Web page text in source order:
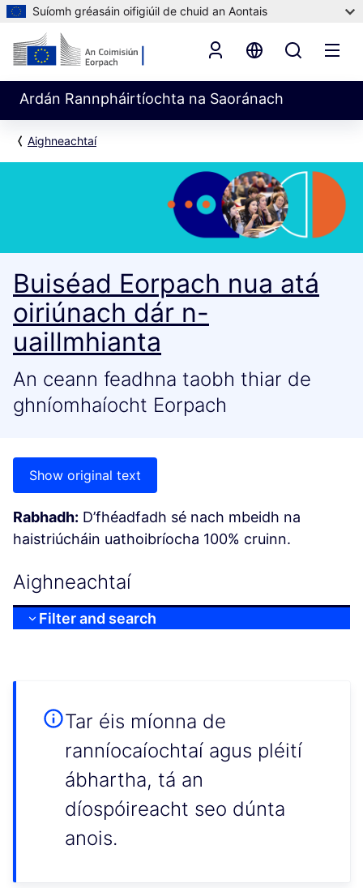
Suíomh gréasáin oifigiúil de chuid an Aontais
Ardán Rannpháirtíochta na Saoránach
Aighneachtaí
Buiséad Eorpach nua atá
oiriúnach dár n-
uaillmhianta
An ceann feadhna taobh thiar de
ghníomhaíocht Eorpach
Show original text
Rabhadh: D’fhéadfadh sé nach mbeidh na
haistriúcháin uathoibríocha 100% cruinn.
Aighneachtaí
Filter and search
Tar éis míonna de
ranníocaíochtaí agus pléití
ábhartha, tá an
díospóireacht seo dúnta
anois.